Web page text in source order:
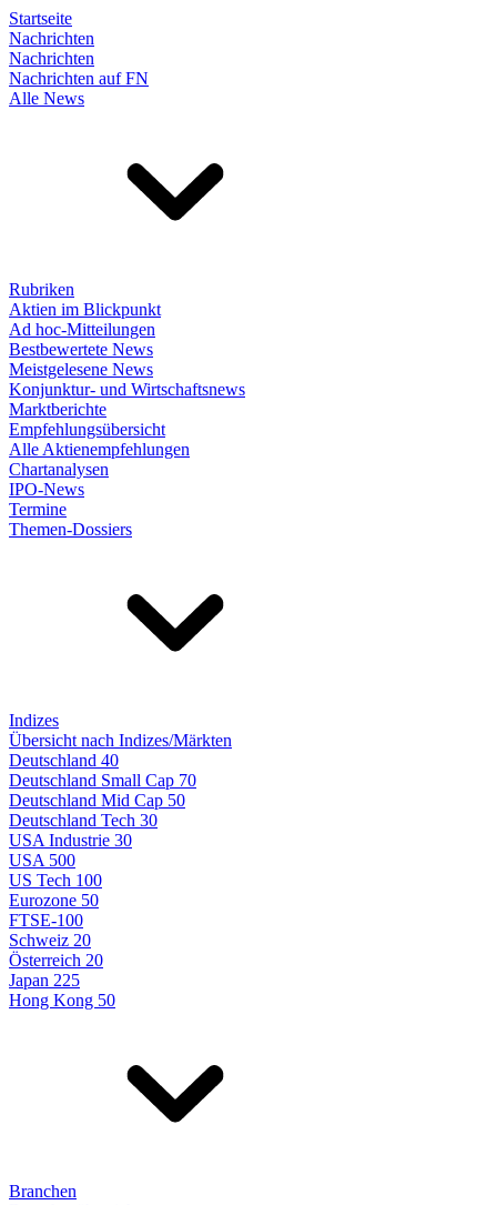
Startseite
Nachrichten
Nachrichten
Nachrichten auf FN
Alle News
Rubriken
Aktien im Blickpunkt
Ad hoc-Mitteilungen
Bestbewertete News
Meistgelesene News
Konjunktur- und Wirtschaftsnews
Marktberichte
Empfehlungsübersicht
Alle Aktienempfehlungen
Chartanalysen
IPO-News
Termine
Themen-Dossiers
Indizes
Übersicht nach Indizes/Märkten
Deutschland 40
Deutschland Small Cap 70
Deutschland Mid Cap 50
Deutschland Tech 30
USA Industrie 30
USA 500
US Tech 100
Eurozone 50
FTSE-100
Schweiz 20
Österreich 20
Japan 225
Hong Kong 50
Branchen